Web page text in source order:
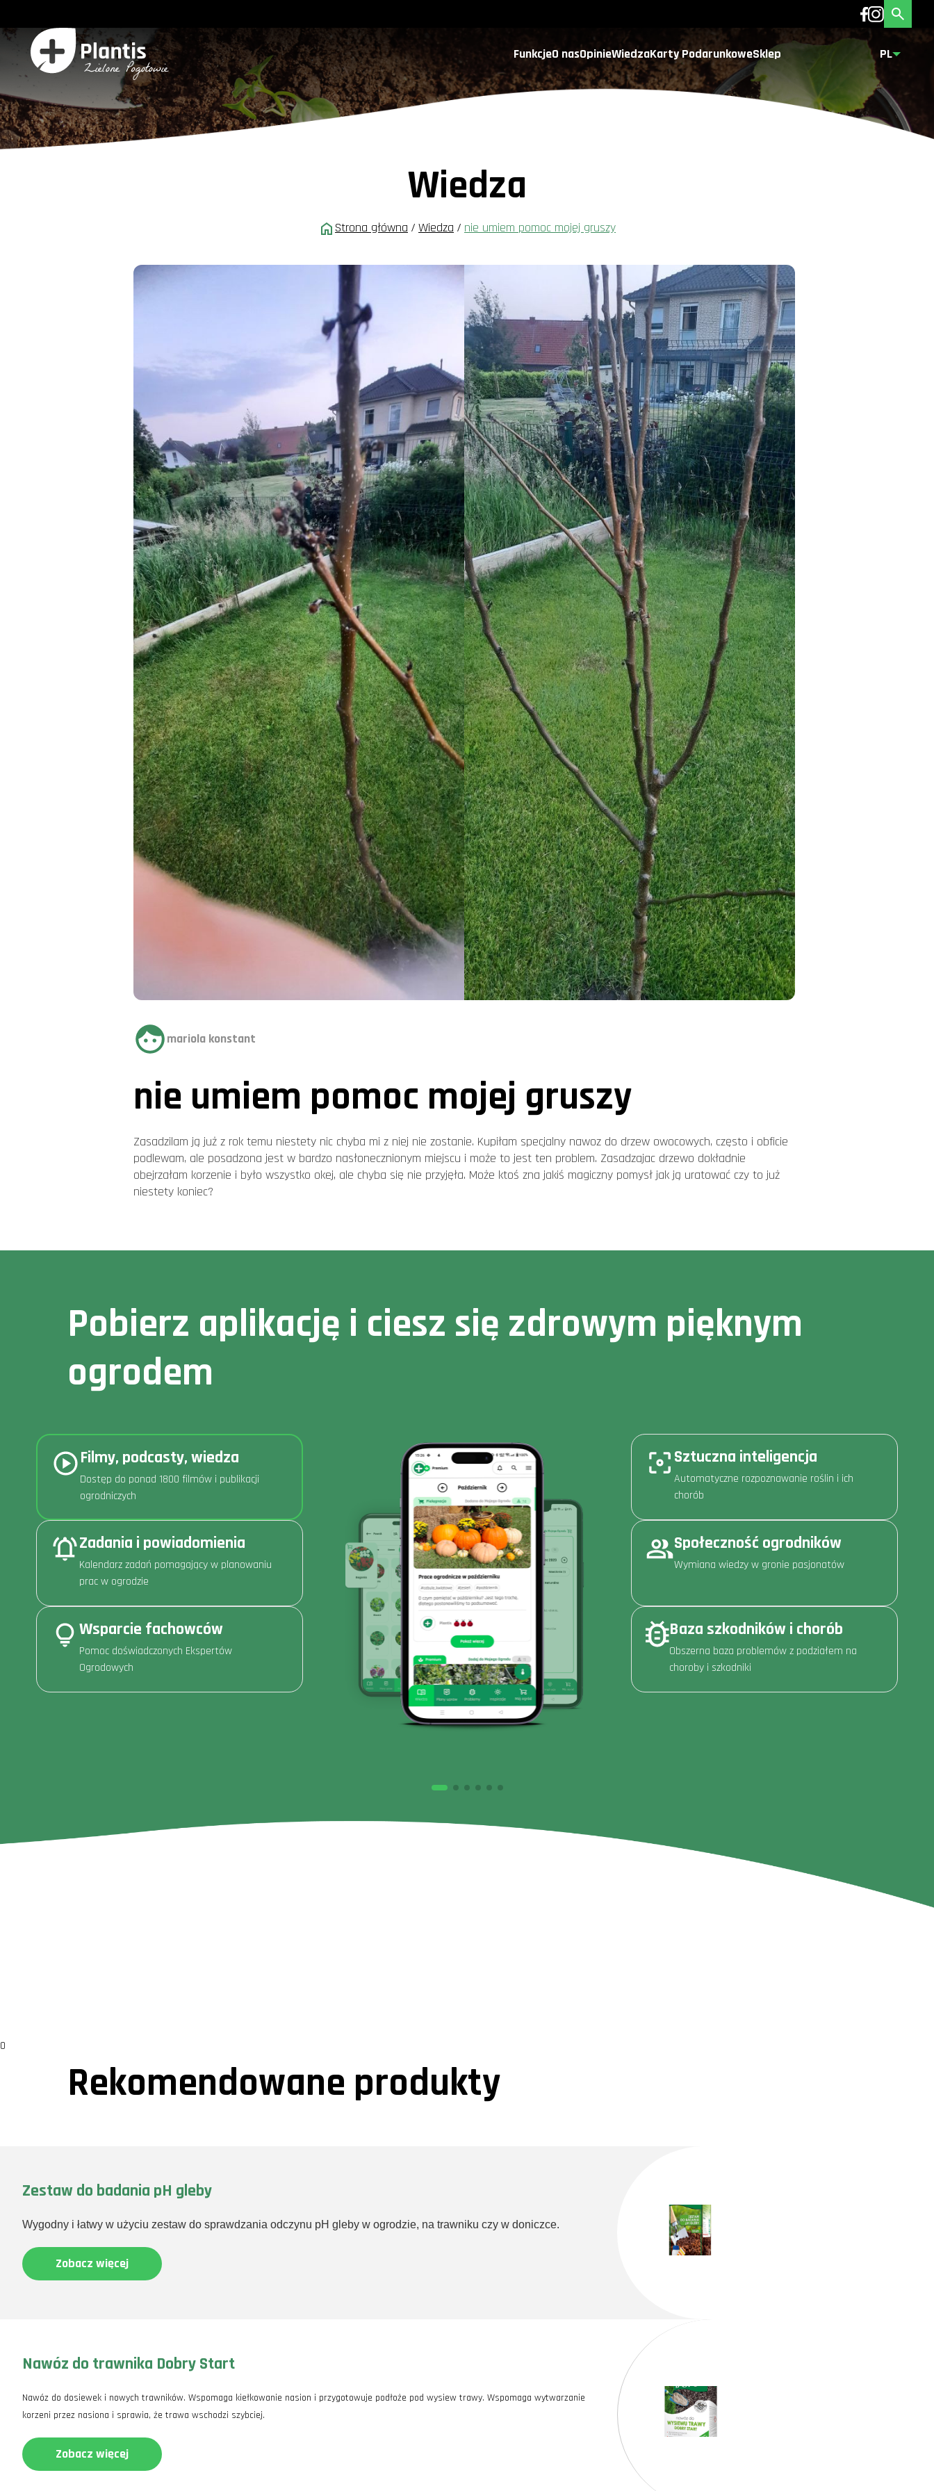
FunkcjeO nasOpinieWiedzaKarty PodarunkoweSklep PL
Wiedza
Strona główna / Wiedza / nie umiem pomoc mojej gruszy
mariola konstant
nie umiem pomoc mojej gruszy
Zasadzilam ją już z rok temu niestety nic chyba mi z niej nie zostanie. Kupiłam specjalny nawoz do drzew owocowych, często i obficie
podlewam, ale posadzona jest w bardzo nasłonecznionym miejscu i może to jest ten problem. Zasadzajac drzewo dokładnie
obejrzałam korzenie i było wszystko okej, ale chyba się nie przyjęła. Może ktoś zna jakiś magiczny pomysł jak ją uratować czy to już
niestety koniec?
Pobierz aplikację i ciesz się zdrowym pięknym
ogrodem
Filmy, podcasty, wiedza
Dostęp do ponad 1800 filmów i publikacji
ogrodniczych
Zadania i powiadomienia
Kalendarz zadań pomagający w planowaniu
prac w ogrodzie
Wsparcie fachowców
Pomoc doświadczonych Ekspertów
Ogrodowych
Sztuczna inteligencja
Automatyczne rozpoznawanie roślin i ich
chorób
Społeczność ogrodników
Wymiana wiedzy w gronie pasjonatów
Baza szkodników i chorób
Obszerna baza problemów z podziałem na
choroby i szkodniki
0
Rekomendowane produkty
Zestaw do badania pH gleby
Wygodny i łatwy w użyciu zestaw do sprawdzania odczynu pH gleby w ogrodzie, na trawniku czy w doniczce.
Zobacz więcej
Nawóz do trawnika Dobry Start
Nawóz do dosiewek i nowych trawników. Wspomaga kiełkowanie nasion i przygotowuje podłoże pod wysiew trawy. Wspomaga wytwarzanie
korzeni przez nasiona i sprawia, że trawa wschodzi szybciej.
Zobacz więcej